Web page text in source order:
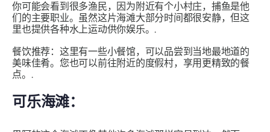
你可能会看到很多渔民，因为附近有个小村庄，捕鱼是他
们的主要职业。虽然这片海滩大部分时间都很安静，但这
里也提供各种水上运动供你娱乐。.
餐饮推荐：这里有一些小餐馆，可以品尝到当地最地道的
美味佳肴。您也可以前往附近的度假村，享用更精致的餐
点。.
可乐海滩：